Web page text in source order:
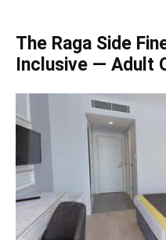
The Raga Side
Inclusive — Adult